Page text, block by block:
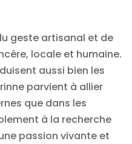
geste artisanal et de
locale et humaine.
aussi bien les
parvient à allier
que dans les
à la recherche
passion vivante et